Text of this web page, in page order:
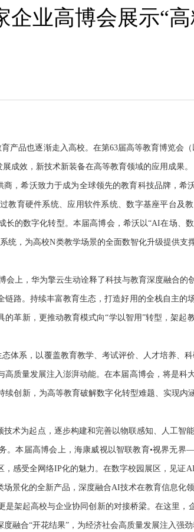
企业高博会展示“
品也逐渐走入高校。在第63届高等教育博览会（
成效，新技术新装备在高等教育领域的应用成果。
希沃致力于成为全球领先的教育科技品牌，希沃
教育硬件系统、应用软件系统、数字基座平台及
的数字化转型。本届高博会，希沃以“AI在场、
统，为高校N类教学场景的全面数智化升级提供支
上，华为擎云生动诠释了科技与教育深度融合的
路。持续丰富教育生态，打造好用的全栈自主的
革新，更推动教育模式向“学以智用”转型，架起
系，以覆盖教育教学、考试评价、人才培养、
质量发展注入澎湃动能。在本届高博会，将是科
创新，为高等教育破解数字化转型难题、实现内
为起点，逐步构建和完善以物联感知、人工智能
。本届高博会上，海康威视以智联教育•视界无
感受全网络IP化的魅力。在数字校园展区，见证
景化的全新产品，深度融合AI技术在教育信息化
起高校与企业协同创新的对接桥梁。在这里，
融合“开花结果”，为经济社会高质量发展注入强劲